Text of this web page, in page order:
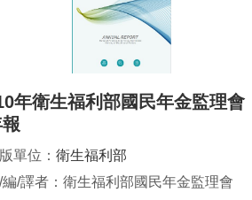
年衛生福利部國民年金監理會
單位： 衛生福利部
編/譯者：衛生福利部國民年金監理會